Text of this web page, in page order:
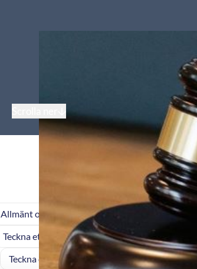
Allmänt om fiberdragning
Allmänt om
Teckna ett nytt avtal för mobiltelefoni
Teckna ett nytt avtal för fast bredband